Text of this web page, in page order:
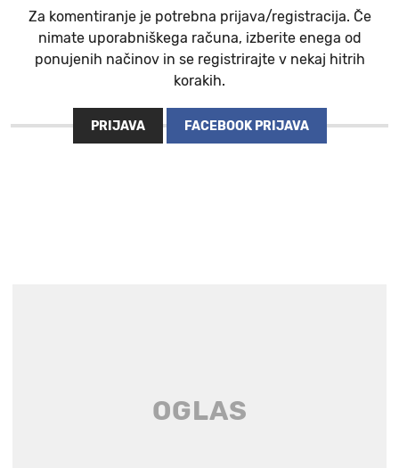
Za komentiranje je potrebna prijava/registracija. Če
nimate uporabniškega računa, izberite enega od
ponujenih načinov in se registrirajte v nekaj hitrih
korakih.
PRIJAVA FACEBOOK PRIJAVA